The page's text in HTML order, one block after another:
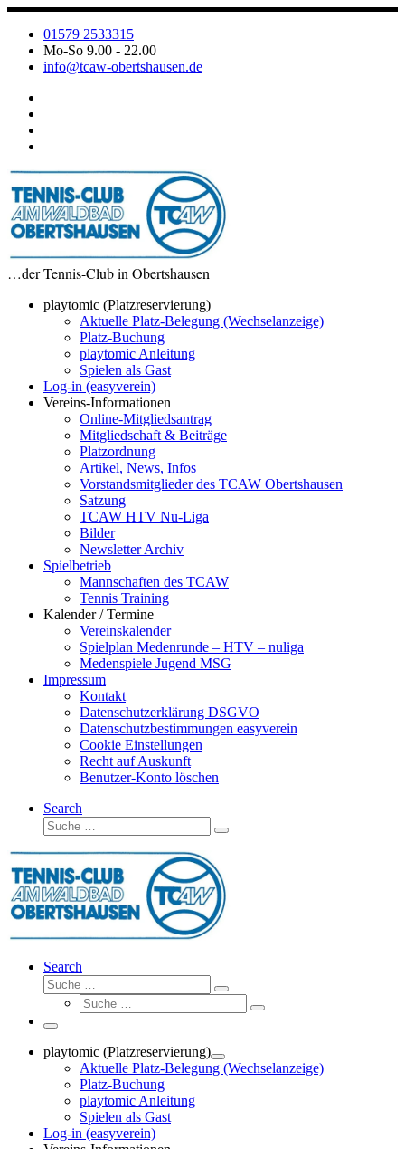
Zum
Inhalt
springen
01579 2533315
Mo-So 9.00 - 22.00
info@tcaw-obertshausen.de
…der Tennis-Club in Obertshausen
playtomic (Platzreservierung)
Aktuelle Platz-Belegung (Wechselanzeige)
Platz-Buchung
playtomic Anleitung
Spielen als Gast
Log-in (easyverein)
Vereins-Informationen
Online-Mitgliedsantrag
Mitgliedschaft & Beiträge
Platzordnung
Artikel, News, Infos
Vorstandsmitglieder des TCAW Obertshausen
Satzung
TCAW HTV Nu-Liga
Bilder
Newsletter Archiv
Spielbetrieb
Mannschaften des TCAW
Tennis Training
Kalender / Termine
Vereinskalender
Spielplan Medenrunde – HTV – nuliga
Medenspiele Jugend MSG
Impressum
Kontakt
Datenschutzerklärung DSGVO
Datenschutzbestimmungen easyverein
Cookie Einstellungen
Recht auf Auskunft
Benutzer-Konto löschen
Search
Suche
Suche
Search
Suche
Suche
Suche
Suche
Menü
playtomic (Platzreservierung)
Aktuelle Platz-Belegung (Wechselanzeige)
Platz-Buchung
playtomic Anleitung
Spielen als Gast
Log-in (easyverein)